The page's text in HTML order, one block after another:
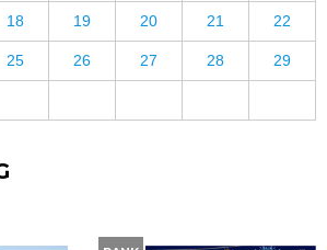
18 19 20 21 22
25 26 27 28 29